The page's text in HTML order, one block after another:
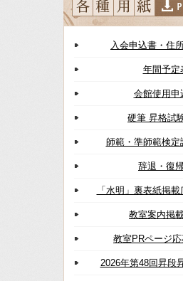
入会申込書・住
年間予定
会館使用申
硬筆 昇格試
師範・準師範検定
辞退・復
「水明」裏表紙掲
教室案内掲
教室PRページ
2026年第48回昇段